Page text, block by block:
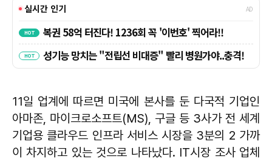
11일 업계에 따르면 미국에 본사를 둔 다국적 기업인
아마존, 마이크로소프트(MS), 구글 등 3사가 전 세계
기업용 클라우드 인프라 서비스 시장을 3분의 2 가까
이 차지하고 있는 것으로 나타났다. IT시장 조사 업체